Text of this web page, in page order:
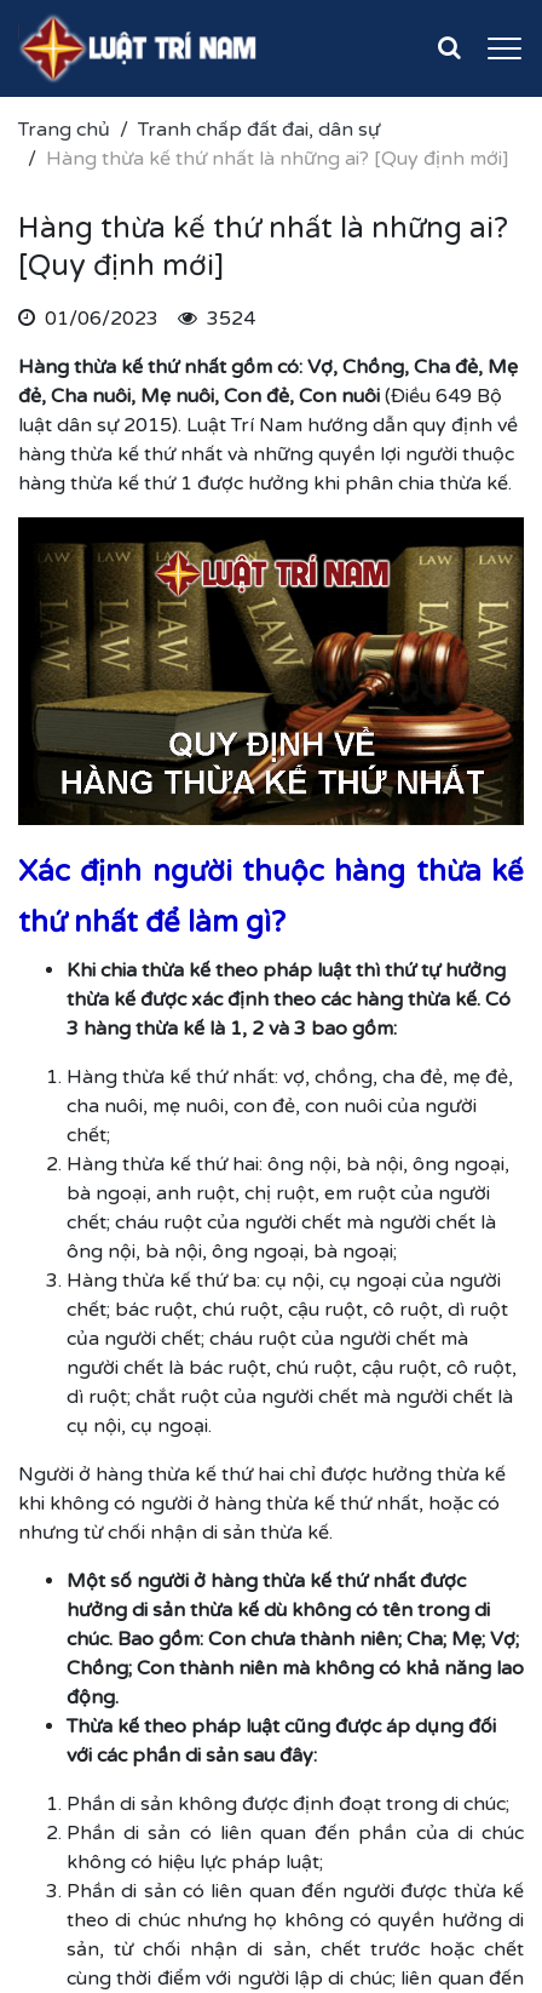
Trang chủ
Tranh chấp đất đai, dân sự
Hàng thừa kế thứ nhất là những ai? [Quy định mới]
Hàng thừa kế thứ nhất là những ai?
[Quy định mới]
01/06/2023
3524
Hàng thừa kế thứ nhất gồm có: Vợ, Chồng, Cha đẻ, Mẹ
đẻ, Cha nuôi, Mẹ nuôi, Con đẻ, Con nuôi (Điều 649 Bộ
luật dân sự 2015). Luật Trí Nam hướng dẫn quy định về
hàng thừa kế thứ nhất và những quyền lợi người thuộc
hàng thừa kế thứ 1 được hưởng khi phân chia thừa kế.
Xác định người thuộc hàng thừa kế
thứ nhất để làm gì?
Khi chia thừa kế theo pháp luật thì thứ tự hưởng
thừa kế được xác định theo các hàng thừa kế. Có
3 hàng thừa kế là 1, 2 và 3 bao gồm:
Hàng thừa kế thứ nhất: vợ, chồng, cha đẻ, mẹ đẻ,
cha nuôi, mẹ nuôi, con đẻ, con nuôi của người
chết;
Hàng thừa kế thứ hai: ông nội, bà nội, ông ngoại,
bà ngoại, anh ruột, chị ruột, em ruột của người
chết; cháu ruột của người chết mà người chết là
ông nội, bà nội, ông ngoại, bà ngoại;
Hàng thừa kế thứ ba: cụ nội, cụ ngoại của người
chết; bác ruột, chú ruột, cậu ruột, cô ruột, dì ruột
của người chết; cháu ruột của người chết mà
người chết là bác ruột, chú ruột, cậu ruột, cô ruột,
dì ruột; chắt ruột của người chết mà người chết là
cụ nội, cụ ngoại.
Người ở hàng thừa kế thứ hai chỉ được hưởng thừa kế
khi không có người ở hàng thừa kế thứ nhất, hoặc có
nhưng từ chối nhận di sản thừa kế.
Một số người ở hàng thừa kế thứ nhất được
hưởng di sản thừa kế dù không có tên trong di
chúc. Bao gồm: Con chưa thành niên; Cha; Mẹ; Vợ;
Chồng; Con thành niên mà không có khả năng lao
động.
Thừa kế theo pháp luật cũng được áp dụng đối
với các phần di sản sau đây:
Phần di sản không được định đoạt trong di chúc;
Phần di sản có liên quan đến phần của di chúc
không có hiệu lực pháp luật;
Phần di sản có liên quan đến người được thừa kế
theo di chúc nhưng họ không có quyền hưởng di
sản, từ chối nhận di sản, chết trước hoặc chết
cùng thời điểm với người lập di chúc; liên quan đến